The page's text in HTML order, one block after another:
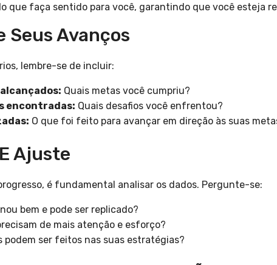
que faça sentido para você, garantindo que você esteja
Seus Avanços
lembre-se de incluir:
Quais metas você cumpriu?
encontradas: Quais desafios você enfrentou?
O que foi feito para avançar em direção às suas
Ajuste
é fundamental analisar os dados. Pergunte-se:
bem e pode ser replicado?
de mais atenção e esforço?
podem ser feitos nas suas estratégias?